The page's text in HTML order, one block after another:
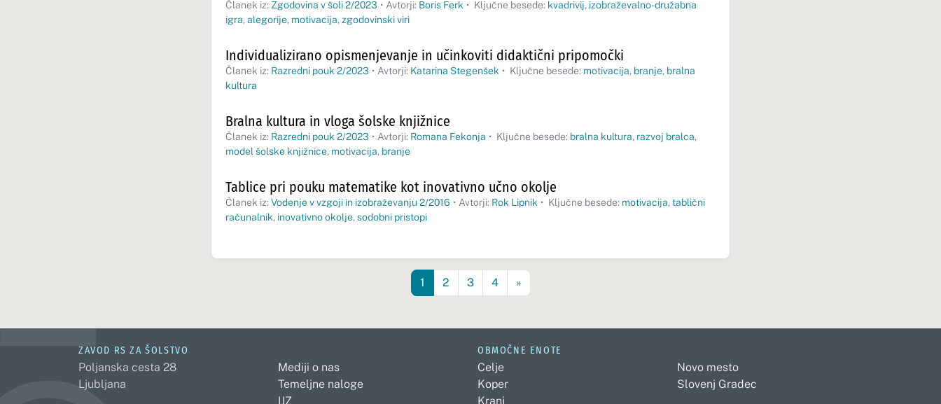
Članek iz: Zgodovina v šoli 2/2023 • Avtorji: Boris Ferk • Ključne besede: kvadrivij, izobraževalno-družabna
igra, alegorije, motivacija, zgodovinski viri
Individualizirano opismenjevanje in učinkoviti didaktični pripomočki
Članek iz: Razredni pouk 2/2023 • Avtorji: Katarina Stegenšek • Ključne besede: motivacija, branje, bralna
kultura
Bralna kultura in vloga šolske knjižnice
Članek iz: Razredni pouk 2/2023 • Avtorji: Romana Fekonja • Ključne besede: bralna kultura, razvoj bralca,
model šolske knjižnice, motivacija, branje
Tablice pri pouku matematike kot inovativno učno okolje
Članek iz: Vodenje v vzgoji in izobraževanju 2/2016 • Avtorji: Rok Lipnik • Ključne besede: motivacija, tablični
računalnik, inovativno okolje, sodobni pristopi
1 2 3 4 »
ZAVOD RS ZA ŠOLSTVO
Poljanska cesta 28
Ljubljana
Mediji o nas
Temeljne naloge
IJZ
OBMOČNE ENOTE
Celje
Koper
Kranj
Novo mesto
Slovenj Gradec